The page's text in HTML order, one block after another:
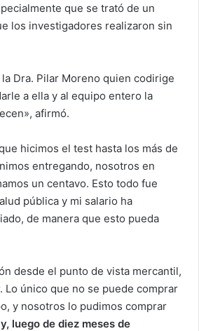
que se trató de un
los investigadores realizaron sin
Dra. Pilar Moreno quien codirige
a ella y al equipo entero la
afirmó.
hicimos el test hasta los más de
entregando, nosotros en
un centavo. Esto todo fue
pública y mi salario ha
de manera que esto pueda
desde el punto de vista mercantil,
Lo único que no se puede comprar
y nosotros lo pudimos comprar
luego de diez meses de